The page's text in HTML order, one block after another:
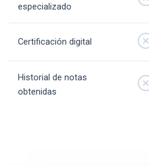
especializado
Certificación digital
Historial de notas
obtenidas